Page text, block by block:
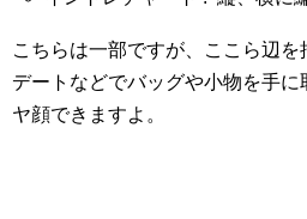
こちらは一部ですが、ここら辺
デートなどでバッグや小物を手
ヤ顔できますよ。